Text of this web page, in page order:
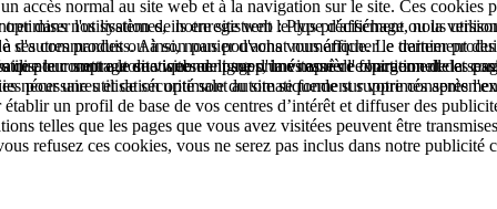
accès normal au site web et à la navigation sur le site. Ces
dans nos systèmes, ils enregistrent le type d'affichage ou la
ses commandes ou à son panier d'achat numérique. Le traitement
pour mettre le site web en ligne d'une manière fonctionnelle et
nécessaires et de sécurité sont automatiquement supprimés après
l'utilisation de notre site web : Plus précisément, nous
d'autres produits. Ainsi, nous pouvons vous afficher le dernier
sont automatiquement supprimés après l'expiration de la
pour une utilisation optimale du site se fonde sur votre
le comptage de visites de pages, la vitesse de chargement des
un profil de base de vos centres d’intérêt et diffuser des
telles que les pages que vous avez visitées peuvent être
refusez ces cookies, vous ne serez pas inclus dans notre publicité